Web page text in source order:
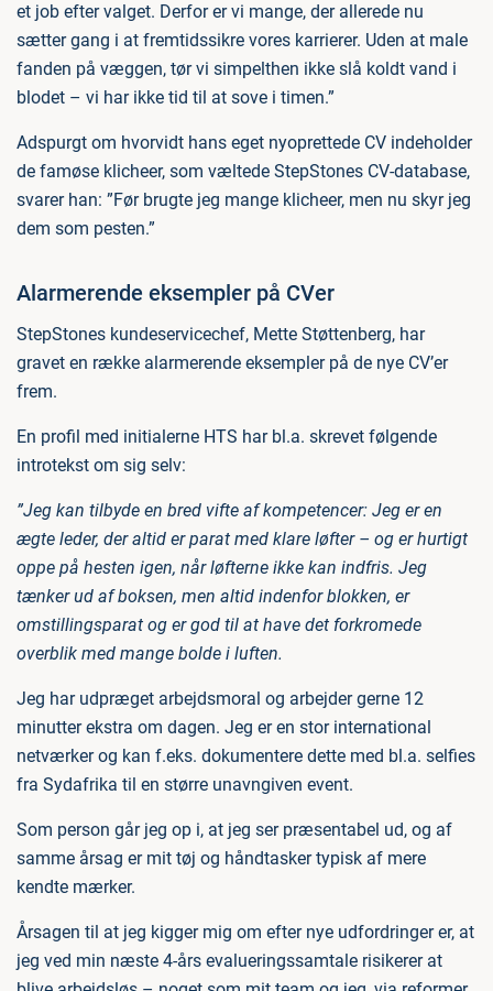
et job efter valget. Derfor er vi mange, der allerede nu
sætter gang i at fremtidssikre vores karrierer. Uden at male
fanden på væggen, tør vi simpelthen ikke slå koldt vand i
blodet – vi har ikke tid til at sove i timen.”
Adspurgt om hvorvidt hans eget nyoprettede CV indeholder
de famøse klicheer, som væltede StepStones CV-database,
svarer han: ”Før brugte jeg mange klicheer, men nu skyr jeg
dem som pesten.”
Alarmerende eksempler på CVer
StepStones kundeservicechef, Mette Støttenberg, har
gravet en række alarmerende eksempler på de nye CV’er
frem.
En profil med initialerne HTS har bl.a. skrevet følgende
introtekst om sig selv:
”Jeg kan tilbyde en bred vifte af kompetencer: Jeg er en
ægte leder, der altid er parat med klare løfter – og er hurtigt
oppe på hesten igen, når løfterne ikke kan indfris. Jeg
tænker ud af boksen, men altid indenfor blokken, er
omstillingsparat og er god til at have det forkromede
overblik med mange bolde i luften.
Jeg har udpræget arbejdsmoral og arbejder gerne 12
minutter ekstra om dagen. Jeg er en stor international
netværker og kan f.eks. dokumentere dette med bl.a. selfies
fra Sydafrika til en større unavngiven event.
Som person går jeg op i, at jeg ser præsentabel ud, og af
samme årsag er mit tøj og håndtasker typisk af mere
kendte mærker.
Årsagen til at jeg kigger mig om efter nye udfordringer er, at
jeg ved min næste 4-års evalueringssamtale risikerer at